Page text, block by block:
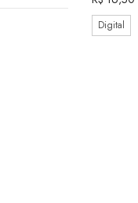
Digital